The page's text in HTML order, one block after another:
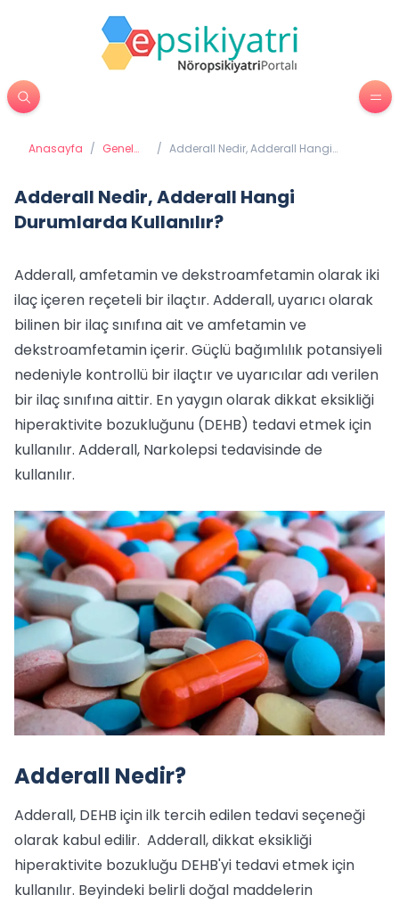
Anasayfa / Genel
/ Adderall Nedir, Adderall Hangi
Adderall Nedir, Adderall Hangi
Durumlarda Kullanılır?
Adderall, amfetamin ve dekstroamfetamin olarak iki
ilaç içeren reçeteli bir ilaçtır. Adderall, uyarıcı olarak
bilinen bir ilaç sınıfına ait ve amfetamin ve
dekstroamfetamin içerir. Güçlü bağımlılık potansiyeli
nedeniyle kontrollü bir ilaçtır ve uyarıcılar adı verilen
bir ilaç sınıfına aittir. En yaygın olarak dikkat eksikliği
hiperaktivite bozukluğunu (DEHB) tedavi etmek için
kullanılır. Adderall, Narkolepsi tedavisinde de
kullanılır.
Adderall Nedir?
Adderall, DEHB için ilk tercih edilen tedavi seçeneği
olarak kabul edilir. Adderall, dikkat eksikliği
hiperaktivite bozukluğu DEHB'yi tedavi etmek için
kullanılır. Beyindeki belirli doğal maddelerin